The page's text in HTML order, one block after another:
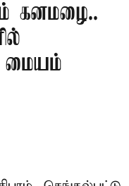
கனமழை..
மையம்